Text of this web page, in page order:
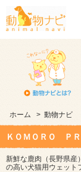
ホーム > 動物ナビ
ＫＯＭＯＲＯ Ｐ
新鮮な鹿肉（長野県産
の高い犬猫用ウェット